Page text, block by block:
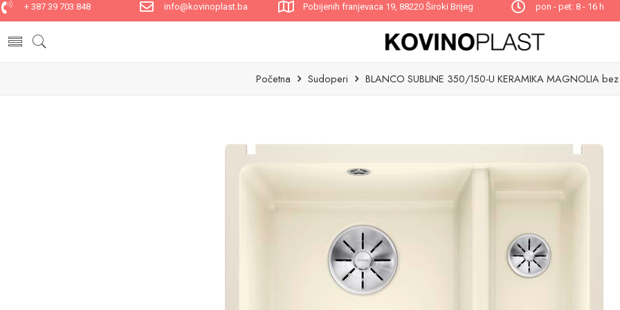
+ 387 39 703 848 info@kovinoplast.ba Pobijenih franjevaca 19, 88220 Široki Brijeg pon - pet: 8 - 16 h
Početna Sudoperi BLANCO SUBLINE 350/150-U KERAMIKA MAGNOLIA